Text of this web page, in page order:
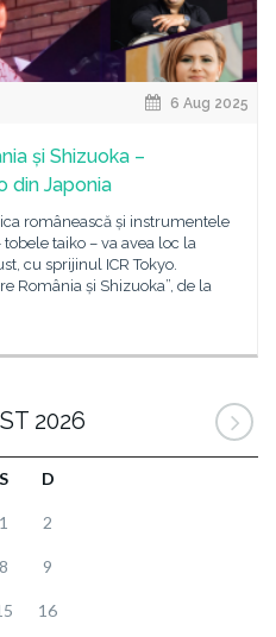
6 Aug 2025
și Shizuoka –
din Japonia
românească și instrumentele
taiko – va avea loc la
cu sprijinul ICR Tokyo.
România și Shizuoka”, de la
2026
S D
1 2
8 9
16